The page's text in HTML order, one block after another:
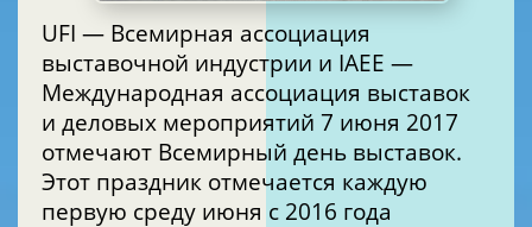
UFI — Всемирная ассоциация
выставочной индустрии и IAEE —
Международная ассоциация выставок
и деловых мероприятий 7 июня 2017
отмечают Всемирный день выставок.
Этот праздник отмечается каждую
первую среду июня с 2016 года